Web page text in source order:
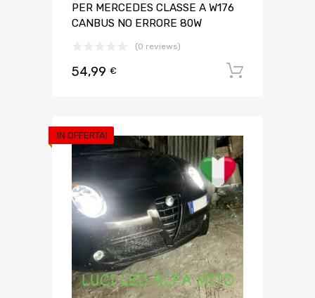
PER MERCEDES CLASSE A W176
CANBUS NO ERRORE 80W
(0 reviews)
54,99 €
IN OFFERTA!